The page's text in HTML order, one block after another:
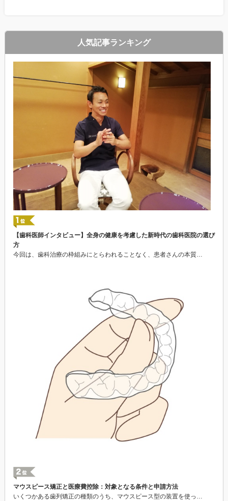
人気記事ランキング
【歯科医師インタビュー】全身の健康を考慮した新時代の歯科医院の選び
方
今回は、歯科治療の枠組みにとらわれることなく、患者さんの本質…
マウスピース矯正と医療費控除：対象となる条件と申請方法
いくつかある歯列矯正の種類のうち、マウスピース型の装置を使っ…